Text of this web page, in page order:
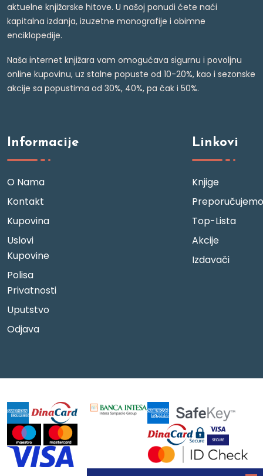
aktuelne knjižarske hitove. U našoj ponudi ćete naći
kapitalna izdanja, izuzetne monografije i obimne
enciklopedije.
Naša internet knjižara vam omogućava sigurnu i povoljnu
online kupovinu, uz stalne popuste od 10-20%, kao i sezonske
akcije sa popustima od 30%, 40%, pa čak i 50%.
Informacije
O Nama
Kontakt
Kupovina
Uslovi
Kupovine
Polisa
Privatnosti
Uputstvo
Odjava
Linkovi
Knjige
Preporučujemo
Top-Lista
Akcije
Izdavači